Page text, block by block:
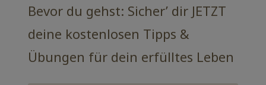
Bevor du gehst: Sicher’ dir JETZT
deine kostenlosen Tipps &
Übungen für dein erfülltes Leben